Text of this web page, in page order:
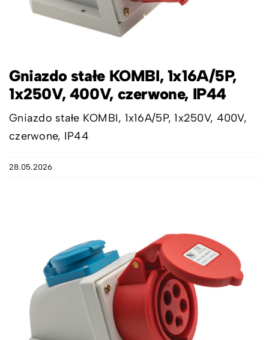
Gniazdo stałe KOMBI, 1x16A/5P,
1x250V, 400V, czerwone, IP44
Gniazdo stałe KOMBI, 1x16A/5P, 1x250V, 400V,
czerwone, IP44
28.05.2026